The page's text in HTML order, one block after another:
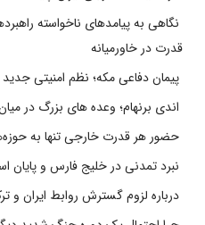
نگاهی به پیامدهای ناخواسته
قدرت در خاورمیانه
پیمان دفاعی مکه؛ نظم امنیتی
اندی برنهام؛ وعده های بزرگ در
حضور هر قدرت خارجی تنها به
نبرد تمدنی در خلیج فارس و پایان
درباره لزوم گسترش روابط ایران و